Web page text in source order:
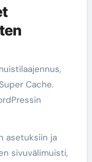
Cache.
asetuksiin ja
sivuvälimuisti,